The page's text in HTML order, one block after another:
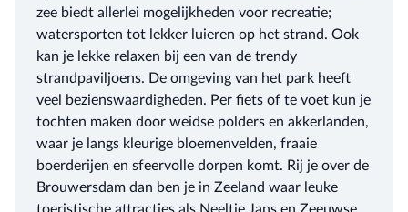
zee biedt allerlei mogelijkheden voor recreatie;
watersporten tot lekker luieren op het strand. Ook
kan je lekke relaxen bij een van de trendy
strandpaviljoens. De omgeving van het park heeft
veel bezienswaardigheden. Per fiets of te voet kun je
tochten maken door weidse polders en akkerlanden,
waar je langs kleurige bloemenvelden, fraaie
boerderijen en sfeervolle dorpen komt. Rij je over de
Brouwersdam dan ben je in Zeeland waar leuke